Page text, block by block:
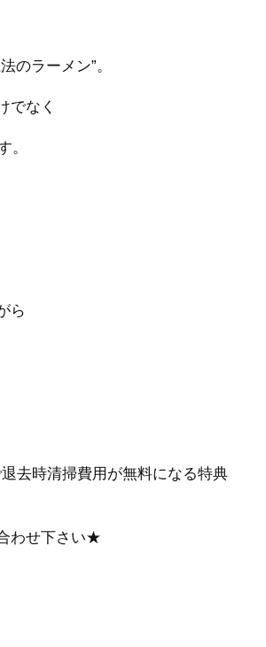
のラーメン”。
でなく
。
ら
去時清掃費用が無料になる特典
わせ下さい★